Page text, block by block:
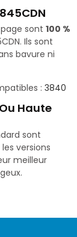
sont 100 %
Ils sont
bavure ni
: 3840
Haute
sont
versions
meilleur